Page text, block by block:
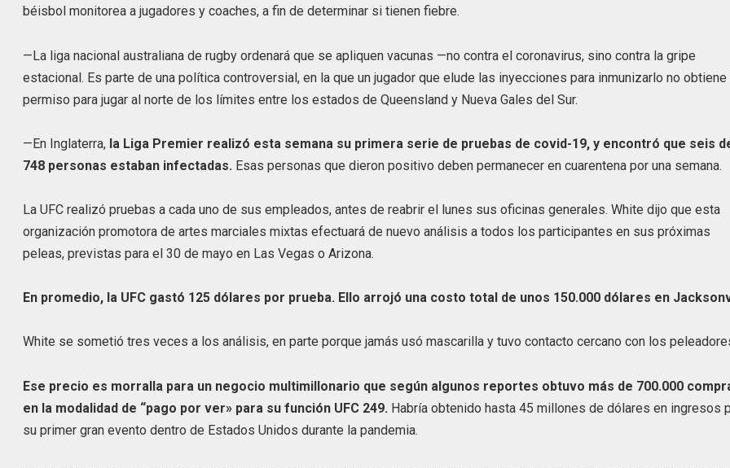
béisbol monitorea a jugadores y coaches, a fin de determinar si tienen fiebre.
—La liga nacional australiana de rugby ordenará que se apliquen vacunas —no contra el coronavirus, sino contra la gripe
estacional. Es parte de una política controversial, en la que un jugador que elude las inyecciones para inmunizarlo no obtiene
permiso para jugar al norte de los límites entre los estados de Queensland y Nueva Gales del Sur.
—En Inglaterra, la Liga Premier realizó esta semana su primera serie de pruebas de covid-19, y encontró que seis
748 personas estaban infectadas. Esas personas que dieron positivo deben permanecer en cuarentena por una semana.
La UFC realizó pruebas a cada uno de sus empleados, antes de reabrir el lunes sus oficinas generales. White dijo que esta
organización promotora de artes marciales mixtas efectuará de nuevo análisis a todos los participantes en sus próximas
peleas, previstas para el 30 de mayo en Las Vegas o Arizona.
En promedio, la UFC gastó 125 dólares por prueba. Ello arrojó una costo total de unos 150.000 dólares en
White se sometió tres veces a los análisis, en parte porque jamás usó mascarilla y tuvo contacto cercano con los
Ese precio es morralla para un negocio multimillonario que según algunos reportes obtuvo más de 700.000
en la modalidad de “pago por ver» para su función UFC 249. Habría obtenido hasta 45 millones de dólares en ingresos
su primer gran evento dentro de Estados Unidos durante la pandemia.